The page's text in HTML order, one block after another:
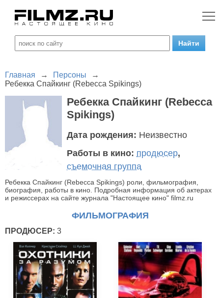
Главная → Персоны
→
Ребекка Спайкинг (Rebecca Spikings)
Ребекка Спайкинг (Rebecca
Spikings)
Дата рождения: Неизвестно
Работы в кино: продюсер,
съемочная группа
Ребекка Спайкинг (Rebecca Spikings) роли, фильмография,
биография, работы в кино. Подробная информация об актерах
и режиссерах на сайте журнала "Настоящее кино" filmz.ru
ФИЛЬМОГРАФИЯ
ПРОДЮСЕР: 3